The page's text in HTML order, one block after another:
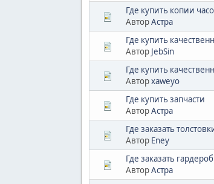
Где купить копии
АвторАстра
Где купить
Автор JebSin
Где купить
Авторxaweyo
Где купить запчасти
АвторАстра
Где заказать
Автор Eney
Где заказать
АвторАстра